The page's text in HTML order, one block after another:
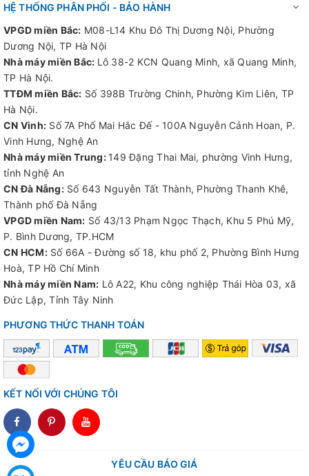
HỆ THỐNG PHÂN PHỐI - BẢO HÀNH
VPGD miền Bắc: M08-L14 Khu Đô Thị Dương Nội, Phường
Dương Nội, TP Hà Nội
Nhà máy miền Bắc: Lô 38-2 KCN Quang Minh, xã Quang Minh,
TP Hà Nội.
TTĐM miền Bắc: Số 398B Trường Chinh, Phường Kim Liên, TP
Hà Nội.
CN Vinh: Số 7A Phố Mai Hắc Đế - 100A Nguyễn Cảnh Hoan, P.
Vinh Hưng, Nghệ An
Nhà máy miền Trung: 149 Đặng Thai Mai, phường Vinh Hưng,
tỉnh Nghệ An
CN Đà Nẵng:Số 643 Nguyễn Tất Thành, Phường Thanh Khê,
Thành phố Đà Nẵng
VPGD miền Nam: Số 43/13 Phạm Ngọc Thạch, Khu 5 Phú Mỹ,
P. Bình Dương, TP.HCM
CN HCM:Số 66A - Đường số 18, khu phố 2, Phường Bình Hưng
Hoà, TP Hồ Chí Minh
Nhà máy miền Nam: Lô A22, Khu công nghiệp Thái Hòa 03, xã
Đức Lập, Tỉnh Tây Ninh
PHƯƠNG THỨC THANH TOÁN
KẾT NỐI VỚI CHÚNG TÔI
YÊU CẦU BÁO GIÁ